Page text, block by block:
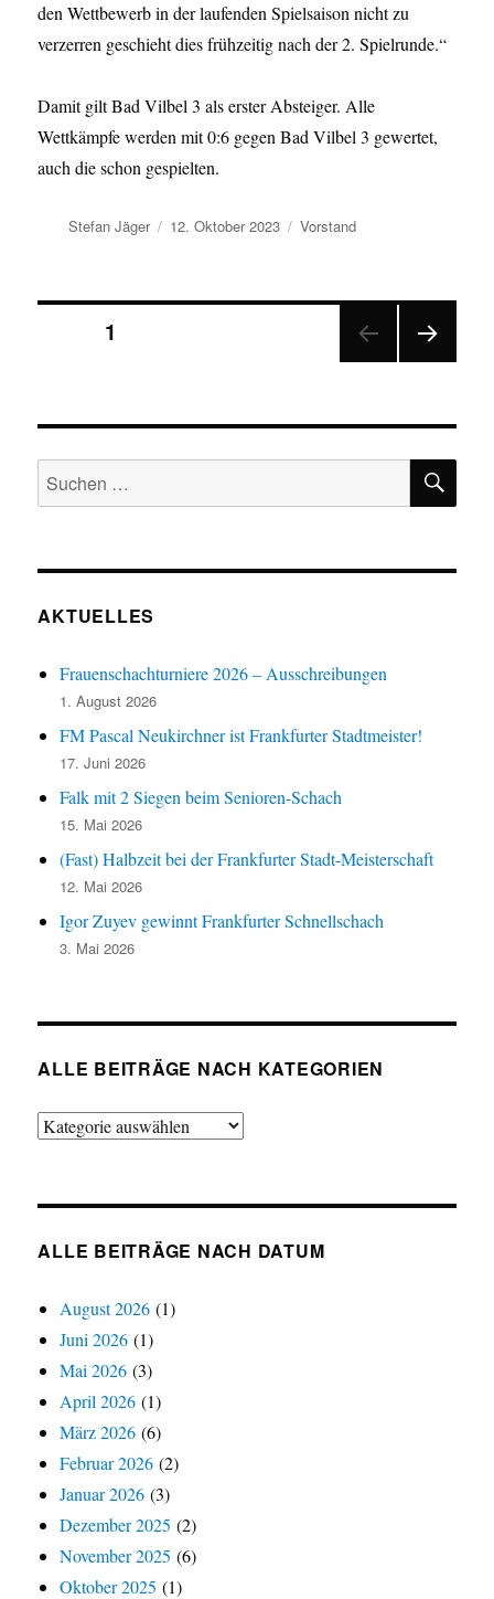
den Wettbewerb in der laufenden Spielsaison nicht zu
verzerren geschieht dies frühzeitig nach der 2. Spielrunde.“
Damit gilt Bad Vilbel 3 als erster Absteiger. Alle
Wettkämpfe werden mit 0:6 gegen Bad Vilbel 3 gewertet,
auch die schon gespielten.
Autor
Stefan Jäger
Veröffentlicht
12. Oktober 2023 Kategorien
Vorstand
Seitennummerierung
Beiträge
1
E
Suchen
nach:
AKTUELLES
Frauenschachturniere 2026 – Ausschreibungen
1. August 2026
FM Pascal Neukirchner ist Frankfurter Stadtmeister!
17. Juni 2026
Falk mit 2 Siegen beim Senioren-Schach
15. Mai 2026
(Fast) Halbzeit bei der Frankfurter Stadt-Meisterschaft
12. Mai 2026
Igor Zuyev gewinnt Frankfurter Schnellschach
3. Mai 2026
ALLE BEITRÄGE NACH KATEGORIEN
Alle
ALLE BEITRÄGE NACH DATUM
August 2026 (1)
Juni 2026 (1)
Mai 2026 (3)
April 2026 (1)
März 2026 (6)
Februar 2026 (2)
Januar 2026 (3)
Dezember 2025 (2)
November 2025 (6)
Oktober 2025 (1)